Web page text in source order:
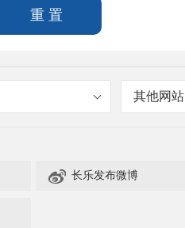
其他网站
 长乐发布微博